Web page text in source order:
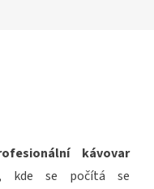
kávovar
, kde se počítá se